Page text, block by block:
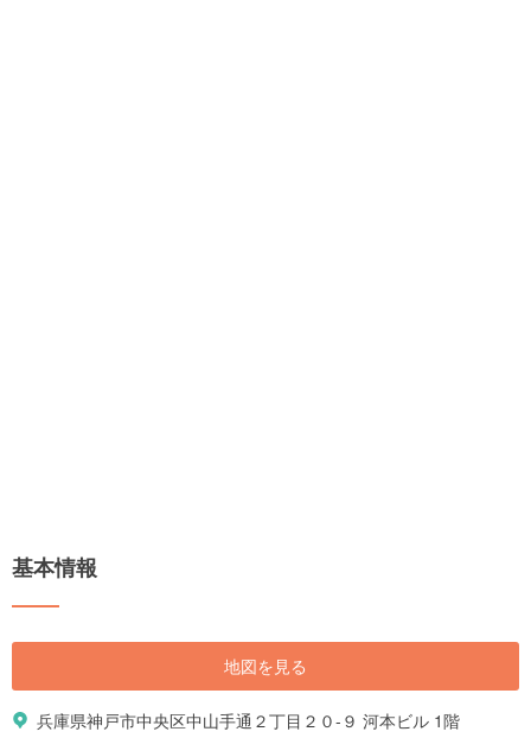
基本情報
地図を見る
兵庫県神戸市中央区中山手通２丁目２０-９ 河本ビル 1階